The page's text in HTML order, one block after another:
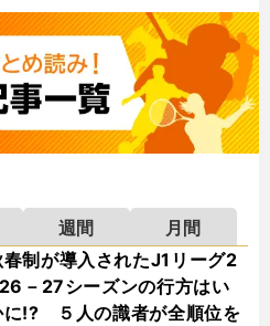
週間
月間
春制が導入されたJ1リーグ2
－27シーズンの行方はい
に!? ５人の識者が全順位を